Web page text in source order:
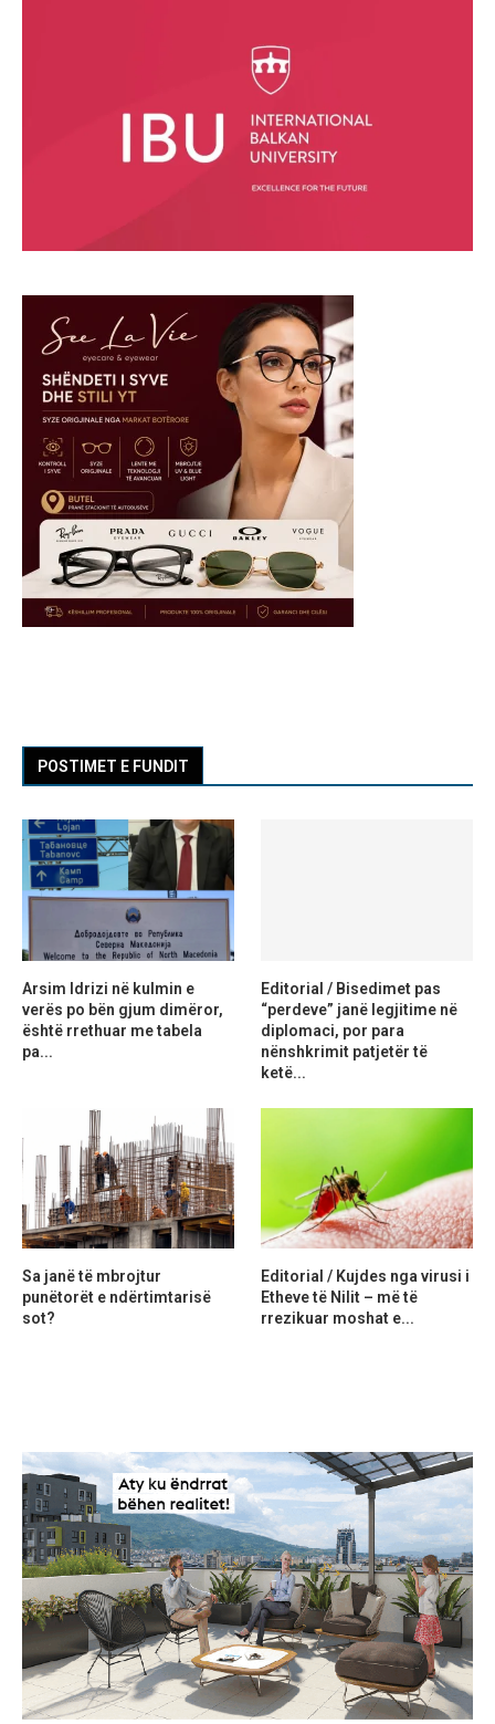
POSTIMET E FUNDIT
Arsim Idrizi në kulmin e
verës po bën gjum dimëror,
është rrethuar me tabela
pa...
Editorial / Bisedimet pas
“perdeve” janë legjitime në
diplomaci, por para
nënshkrimit patjetër të
ketë...
Sa janë të mbrojtur
punëtorët e ndërtimtarisë
sot?
Editorial / Kujdes nga virusi i
Etheve të Nilit – më të
rrezikuar moshat e...